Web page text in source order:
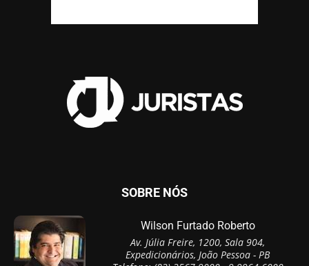
SOBRE NÓS
Wilson Furtado Roberto
Av. Júlia Freire, 1200, Sala 904,
Expedicionários, João Pessoa - PB